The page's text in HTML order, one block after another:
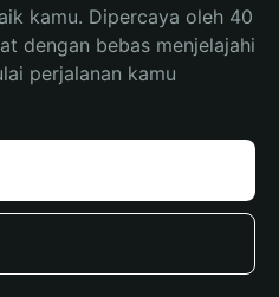
kamu. Dipercaya oleh 40
dengan bebas menjelajahi
perjalanan kamu